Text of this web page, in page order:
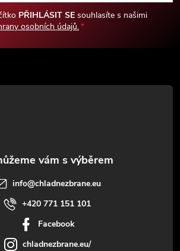
PŘIHLÁSIT SE souhlasíte s našimi
osobních údajů.
info@chladnezbrane.eu
+420 771 151 101
Facebook
chladnezbrane.eu/